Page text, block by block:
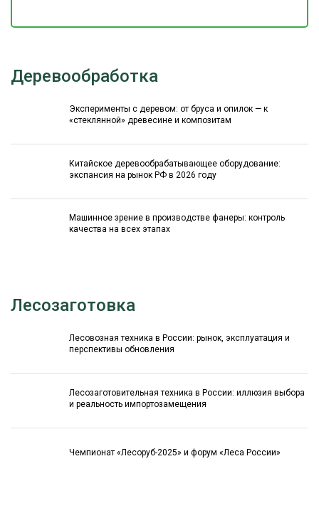
Деревообработка
Эксперименты с деревом: от бруса и опилок — к
«стеклянной» древесине и композитам
Китайское деревообрабатывающее оборудование:
экспансия на рынок РФ в 2026 году
Машинное зрение в производстве фанеры: контроль
качества на всех этапах
Лесозаготовка
Лесовозная техника в России: рынок, эксплуатация и
перспективы обновления
Лесозаготовительная техника в России: иллюзия выбора
и реальность импортозамещения
Чемпионат «Лесоруб-2025» и форум «Леса России»